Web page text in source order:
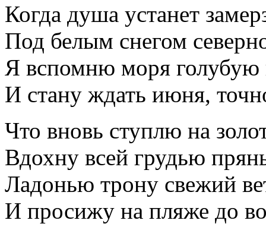
Когда душа устанет
Под белым снегом
Я вспомню моря голубую
И стану ждать июня,
Что вновь ступлю на
Вдохну всей грудью
Ладонью трону свежий
И просижу на пляже до